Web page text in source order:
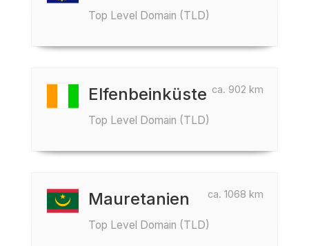
Top Level Domain (TLD)
ca. 902 km
Elfenbeinküste
Top Level Domain (TLD)
ca. 1068 km
Mauretanien
Top Level Domain (TLD)